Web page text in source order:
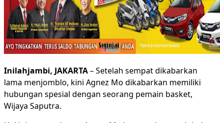
Inilahjambi, JAKARTA– Setelah sempat dikabarkan
lama menjomblo, kini Agnez Mo dikabarkan memiliki
hubungan spesial dengan seorang pemain basket,
Wijaya Saputra.